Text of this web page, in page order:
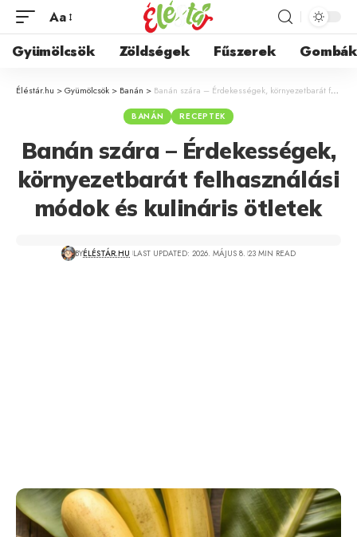
Aa
Gyümölcsök Zöldségek Fűszerek Gombák
Éléstár.hu >Gyümölcsök > Banán > Banán szára – Érdekességek, környezetbarát felhasználási módok és kulináris ötletek
BANÁN RECEPTEK
Banán szára – Érdekességek,
környezetbarát felhasználási
módok és kulináris ötletek
BYÉLÉSTÁR.HU LAST UPDATED: 2026. MÁJUS 8. 23 MIN READ